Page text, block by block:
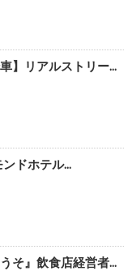
】リアルストリー...
ドホテル...
そ』飲食店経営者...